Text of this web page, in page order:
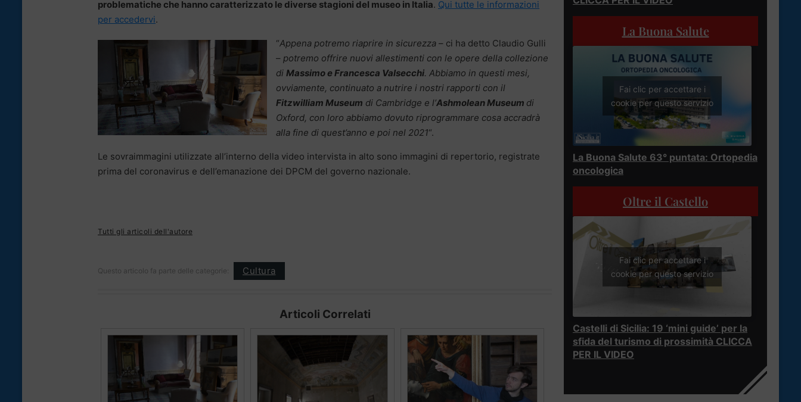
problematiche che hanno caratterizzato le diverse stagioni del museo in Italia. Qui tutte le informazioni
per accedervi.
“Appena potremo riaprire in sicurezza – ci ha detto Claudio Gulli
– potremo offrire nuovi allestimenti con le opere della collezione
di Massimo e Francesca Valsecchi. Abbiamo in questi mesi,
ovviamente, continuato a nutrire i nostri rapporti con il
Fitzwilliam Museum di Cambridge e l’Ashmolean Museum di
Oxford, con loro abbiamo dovuto riprogrammare cosa accradrà
alla fine di quest’anno e poi nel 2021“.
Le sovraimmagini utilizzate all’interno della video intervista in alto sono immagini di repertorio, registrate
prima del coronavirus e dell’emanazione dei DPCM del governo nazionale.
Tutti gli articoli dell'autore
Questo articolo fa parte delle categorie: Cultura
Articoli Correlati
La Buona Salute
Fai clic per accettare i
cookie per questo servizio
La Buona Salute 63° puntata: Ortopedia
oncologica
Oltre il Castello
Fai clic per accettare i
cookie per questo servizio
Castelli di Sicilia: 19 ‘mini guide’ per la
sfida del turismo di prossimità CLICCA
PER IL VIDEO